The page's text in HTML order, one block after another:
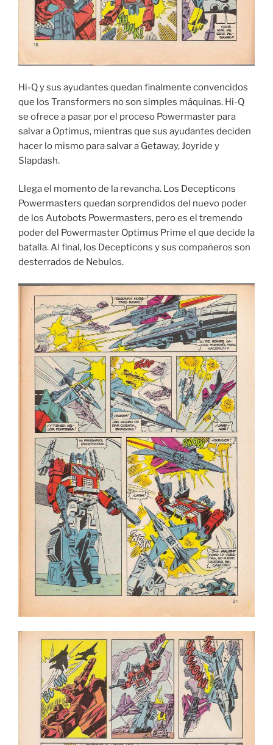
Hi-Q y sus ayudantes quedan finalmente convencidos
que los Transformers no son simples máquinas. Hi-Q
se ofrece a pasar por el proceso Powermaster para
salvar a Optimus, mientras que sus ayudantes deciden
hacer lo mismo para salvar a Getaway, Joyride y
Slapdash.
Llega el momento de la revancha. Los Decepticons
Powermasters quedan sorprendidos del nuevo poder
de los Autobots Powermasters, pero es el tremendo
poder del Powermaster Optimus Prime el que decide la
batalla. Al final, los Decepticons y sus compañeros son
desterrados de Nebulos.